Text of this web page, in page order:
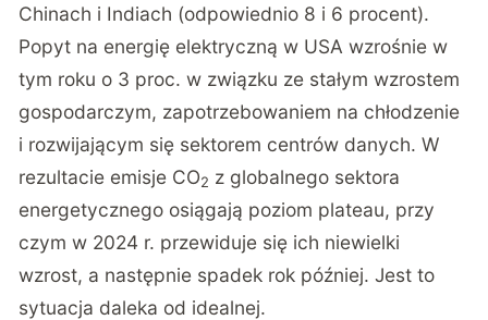
Chinach i Indiach (odpowiednio 8 i 6 procent).
Popyt na energię elektryczną w USA wzrośnie w
tym roku o 3 proc. w związku ze stałym wzrostem
gospodarczym, zapotrzebowaniem na chłodzenie
i rozwijającym się sektorem centrów danych. W
rezultacie emisje CO2 z globalnego sektora
energetycznego osiągają poziom plateau, przy
czym w 2024 r. przewiduje się ich niewielki
wzrost, a następnie spadek rok później. Jest to
sytuacja daleka od idealnej.